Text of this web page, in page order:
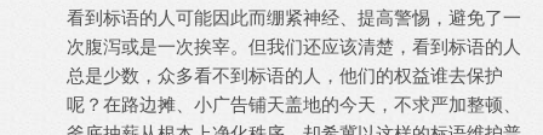
看到标语的人可能因此而绷紧神经、提高警惕，避免了一
次腹泻或是一次挨宰。但我们还应该清楚，看到标语的人
总是少数，众多看不到标语的人，他们的权益谁去保护
呢？在路边摊、小广告铺天盖地的今天，不求严加整顿、